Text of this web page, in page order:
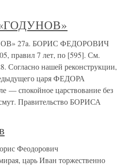
27a. БОРИС ФЕДОРОВИЧ
правил 7 лет, по [595]. См.
Согласно нашей реконструкции,
царя ФЕДОРА
спокойное царствование без
Правительство БОРИСА
Феодорович
царь Иван торжественно